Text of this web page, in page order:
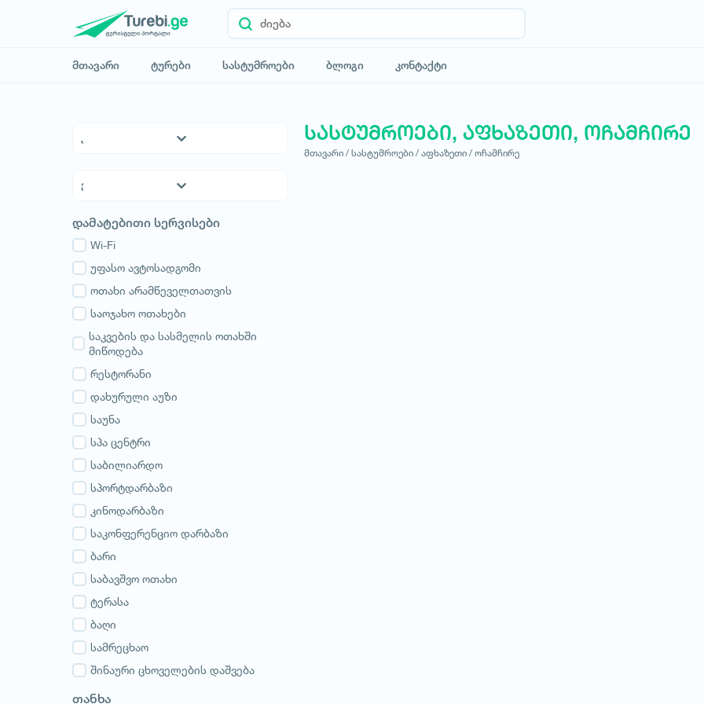
მთავარი ტურები სასტუმროები ბლოგი კონტაქტი
4* სასტუმროები
ჰოსტელები
საოჯახო სასტუმროები
აპარტამენტები
კოტეჯები
კახეთი
თბილისი
მცხეთა-მთიანეთი
შიდა ქართლი
სამცხე-ჯავახეთი
იმერეთი
გურია
სამეგრელო
სვანეთი
რაჭა-ლეჩხუმი
აჭარა
დამატებითი სერვისები
Wi-Fi
უფასო ავტოსადგომი
ოთახი არამწეველთათვის
საოჯახო ოთახები
საკვების და სასმელის ოთახში
მიწოდება
რესტორანი
დახურული აუზი
საუნა
სპა ცენტრი
საბილიარდო
სპორტდარბაზი
კინოდარბაზი
საკონფერენციო დარბაზი
ბარი
საბავშვო ოთახი
ტერასა
ბაღი
სამრეცხაო
შინაური ცხოველების დაშვება
თანხა
სასტუმროები, აფხაზეთი, ოჩამჩირე
მთავარი / სასტუმროები / აფხაზეთი / ოჩამჩირე